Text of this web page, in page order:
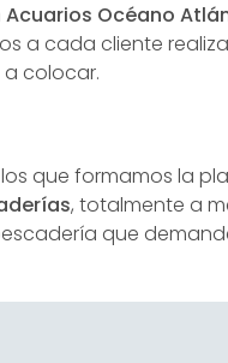
Acuarios Océano
a cada cliente
colocar.
que formamos la
, totalmente a
que